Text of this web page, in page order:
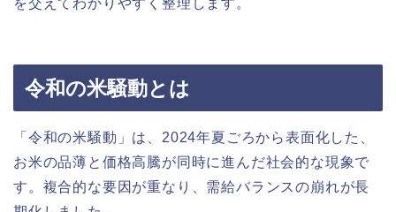
を交えてわかりやすく整理します。
令和の米騒動とは
「令和の米騒動」は、2024年夏ごろから表面化した、
お米の品薄と価格高騰が同時に進んだ社会的な現象で
す。複合的な要因が重なり、需給バランスの崩れが長